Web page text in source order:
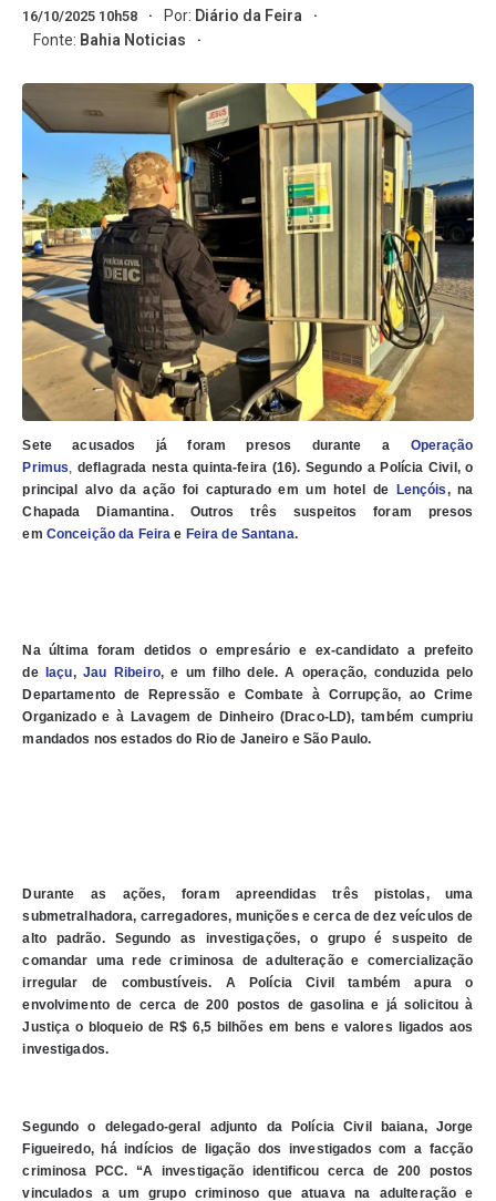
16/10/2025 10h58 Por: Diário da Feira
Fonte: Bahia Noticias
Sete acusados já foram presos durante a
Operação
Primus,deflagrada nesta quinta-feira (16). Segundo a Polícia Civil, o
principal alvo da ação foi capturado em um hotel de
Lençóis, na
Chapada Diamantina. Outros três suspeitos foram presos
em Conceição da Feira e Feira de Santana.
Na última foram detidos o empresário e ex-candidato a prefeito
de
Iaçu,Jau Ribeiro, e um filho dele. A operação, conduzida pelo
Departamento de Repressão e Combate à Corrupção, ao Crime
Organizado e à Lavagem de Dinheiro (Draco-LD), também cumpriu
mandados nos estados do Rio de Janeiro e São Paulo.
Durante as ações, foram apreendidas três pistolas, uma
submetralhadora, carregadores, munições e cerca de dez veículos de
alto padrão. Segundo as investigações, o grupo é suspeito de
comandar uma rede criminosa de adulteração e comercialização
irregular de combustíveis. A Polícia Civil também apura o
envolvimento de cerca de 200 postos de gasolina e já solicitou à
Justiça o bloqueio de R$ 6,5 bilhões em bens e valores ligados aos
investigados.
Segundo o delegado-geral adjunto da Polícia Civil baiana, Jorge
Figueiredo, há indícios de ligação dos investigados com a facção
criminosa PCC. “A investigação identificou cerca de 200 postos
vinculados a um grupo criminoso que atuava na adulteração e